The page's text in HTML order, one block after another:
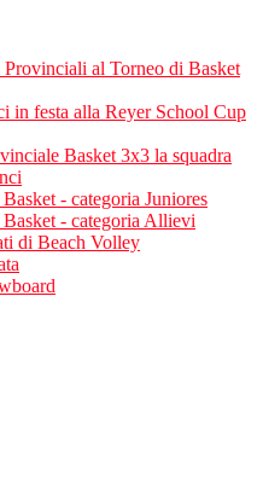
al Torneo di Basket
in festa alla Reyer School Cup
Basket 3x3 la squadra
- categoria Juniores
- categoria Allievi
di Beach Volley